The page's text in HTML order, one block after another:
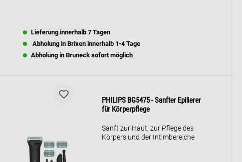
Körperkonturen an und bietet
eine sanfte Rasur. Der
Trimmaufsatz entfernt sanft
Haare aus empfindlichen
Lieferung innerhalb 7 Tagen
Abholung in Brixen innerhalb 1-4 Tage
Abholung in Bruneck sofort möglich
PHILIPS BG5475 - Sanfter Epilierer
für Körperpflege
Sanft zur Haut, zur Pflege des
Körpers und der Intimbereiche